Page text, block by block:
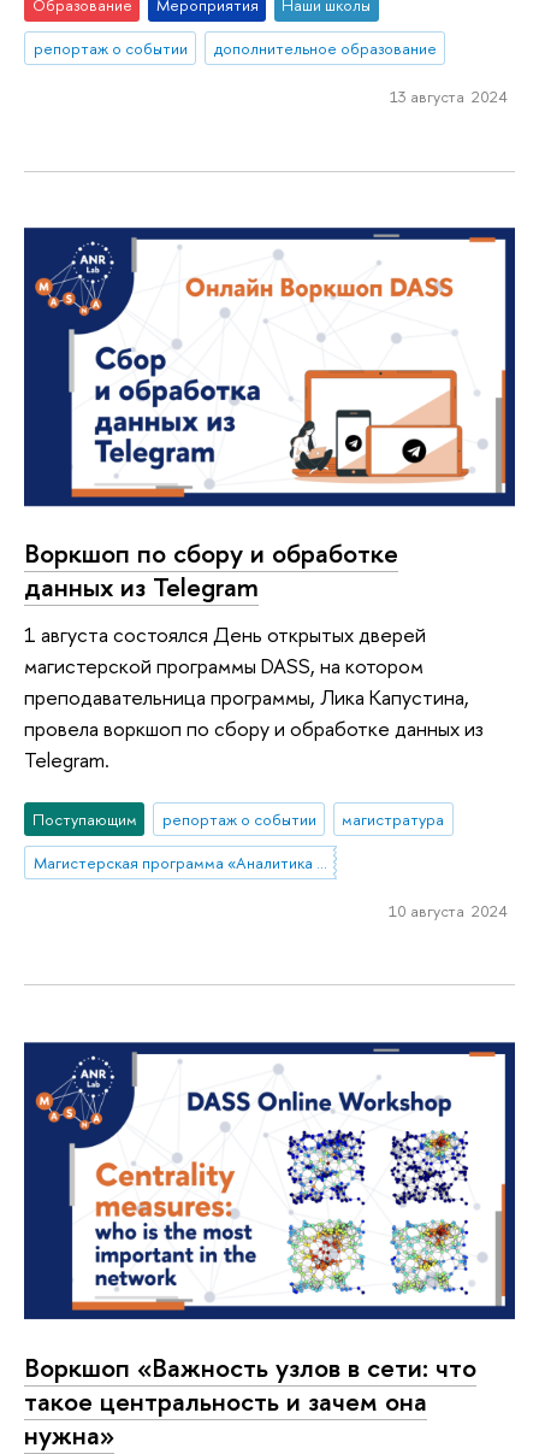
Образование Мероприятия
Наши школы
репортаж о событии
дополнительное образование
13 августа 2024
Воркшоп по сбору и обработке
данных из Telegram
1 августа состоялся День открытых дверей
магистерской программы DASS, на котором
преподавательница программы, Лика Капустина,
провела воркшоп по сбору и обработке данных из
Telegram.
Поступающим репортаж о событии
магистратура
Магистерская программа «Аналитика данных и прикладная статистика / Data Analytics and Social Statistics»
10 августа 2024
Воркшоп «Важность узлов в сети: что
такое центральность и зачем она
нужна»